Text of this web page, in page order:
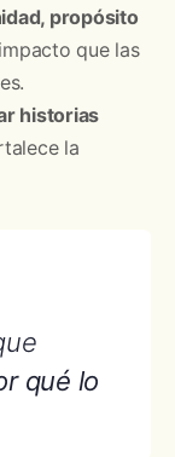
propósito
que las
historias
la
qué lo